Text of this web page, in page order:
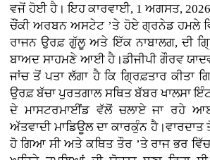
ਵਜੋਂ ਹੋਈ ਹੈ। ਇਹ ਕਾਰਵਾਈ, 1 ਅਗਸਤ, 2026
ਚੌਂਕੀ ਅਰਬਨ ਅਸਟੇਟ ’ਤੇ ਹੋਏ ਗ੍ਰਨੇਡ ਹਮਲੇ
ਰਾਜਨ ਉਰਫ਼ ਗੁੱਲੂ ਅਤੇ ਇੱਕ ਨਾਬਾਲਗ, ਦੀ
ਬਾਅਦ ਸਾਹਮਣੇ ਆਈ ਹੈ।ਡੀਜੀਪੀ ਗੌਰਵ
ਜਾਂਚ ਤੋਂ ਪਤਾ ਲੱਗਾ ਹੈ ਕਿ ਗ੍ਰਿਫ਼ਤਾਰ ਕੀਤਾ
ਉਰਫ਼ ਬੱਚਾ ਪੁਰਤਗਾਲ ਸਥਿਤ ਬੱਬਰ ਖਾਲਸਾ
ਦੇ ਮਾਸਟਰਮਾਈਂਡ ਵੱਲੋਂ ਚਲਾਏ ਜਾ ਰਹੇ
ਅੱਤਵਾਦੀ ਮਾਡਿਊਲ ਦਾ ਕਾਰਕੁੰਨ
ਹੋ ਗਿਆ ਸੀ ਅਤੇ ਕਥਿਤ ਤੌਰ ’ਤੇ ਰਾਜ ਭਰ